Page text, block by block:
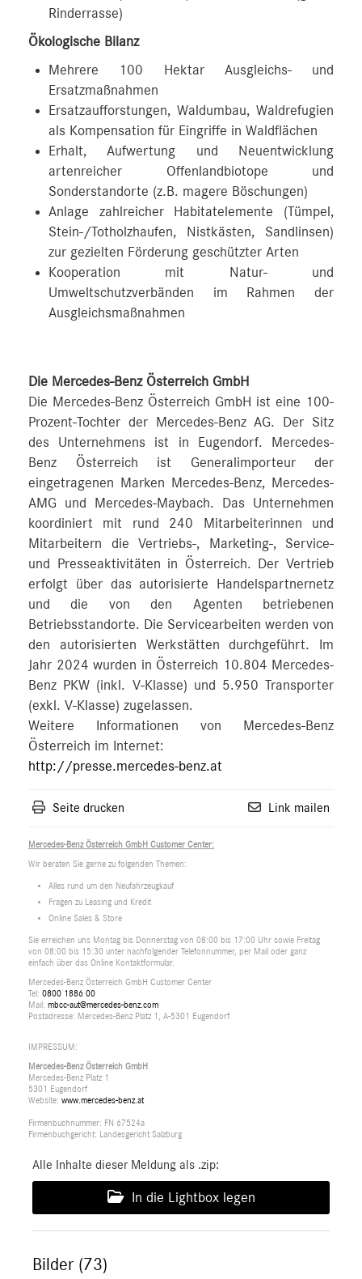
Rinderrasse)
Ökologische Bilanz
Mehrere 100 Hektar Ausgleichs- und
Ersatzmaßnahmen
Ersatzaufforstungen, Waldumbau, Waldrefugien
als Kompensation für Eingriffe in Waldflächen
Erhalt, Aufwertung und Neuentwicklung
artenreicher Offenlandbiotope und
Sonderstandorte (z.B. magere Böschungen)
Anlage zahlreicher Habitatelemente (Tümpel,
Stein-/Totholzhaufen, Nistkästen, Sandlinsen)
zur gezielten Förderung geschützter Arten
Kooperation mit Natur- und
Umweltschutzverbänden im Rahmen der
Ausgleichsmaßnahmen
Die Mercedes-Benz Österreich GmbH
Die Mercedes-Benz Österreich GmbH ist eine 100-
Prozent-Tochter der Mercedes-Benz AG. Der Sitz
des Unternehmens ist in Eugendorf. Mercedes-
Benz Österreich ist Generalimporteur der
eingetragenen Marken Mercedes-Benz, Mercedes-
AMG und Mercedes-Maybach. Das Unternehmen
koordiniert mit rund 240 Mitarbeiterinnen und
Mitarbeitern die Vertriebs-, Marketing-, Service-
und Presseaktivitäten in Österreich. Der Vertrieb
erfolgt über das autorisierte Handelspartnernetz
und die von den Agenten betriebenen
Betriebsstandorte. Die Servicearbeiten werden von
den autorisierten Werkstätten durchgeführt. Im
Jahr 2024 wurden in Österreich 10.804 Mercedes-
Benz PKW (inkl. V-Klasse) und 5.950 Transporter
(exkl. V-Klasse) zugelassen.
Weitere Informationen von Mercedes-Benz
Österreich im Internet:
http://presse.mercedes-benz.at
Seite drucken Link mailen
Mercedes-Benz Österreich GmbH Customer Center:
Wir beraten Sie gerne zu folgenden Themen:
Alles rund um den Neufahrzeugkauf
Fragen zu Leasing und Kredit
Online Sales & Store
Sie erreichen uns Montag bis Donnerstag von 08:00 bis 17:00 Uhr sowie Freitag
von 08:00 bis 15:30 unter nachfolgender Telefonnummer, per Mail oder ganz
einfach über das Online Kontaktformular.
Mercedes-Benz Österreich GmbH Customer Center
Tel: 0800 1886 00
Mail: mbcc-aut@mercedes-benz.com
Postadresse: Mercedes-Benz Platz 1, A-5301 Eugendorf
IMPRESSUM:
Mercedes-Benz Österreich GmbH
Mercedes-Benz Platz 1
5301 Eugendorf
Website: www.mercedes-benz.at
Firmenbuchnummer: FN 67524a
Firmenbuchgericht: Landesgericht Salzburg
Alle Inhalte dieser Meldung als .zip:
In die Lightbox legen
Bilder (73)